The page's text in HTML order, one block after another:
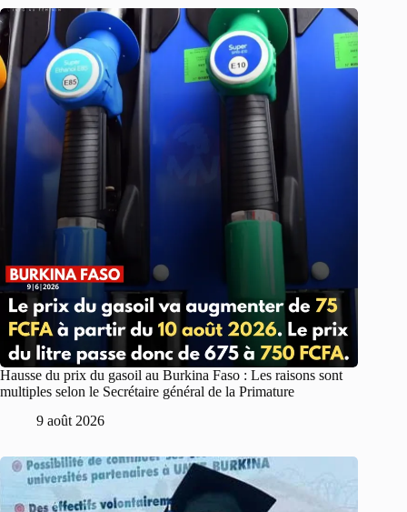
Hausse du prix du gasoil au Burkina Faso : Les raisons sont
multiples selon le Secrétaire général de la Primature
9 août 2026